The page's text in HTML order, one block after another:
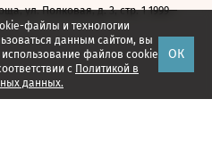
файлы и технологии
данным сайтом, вы
использование файлов cookie
с Политикой в
данных.
ОК
ул. Полковая, д. 3, стр. 1 1999—